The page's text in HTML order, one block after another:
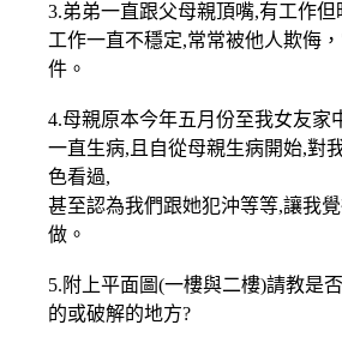
3.弟弟一直跟父母親頂嘴,有工作但
工作一直不穩定,常常被他人欺侮
件。
4.母親原本今年五月份至我女友家
一直生病,且自從母親生病開始,對
色看過,
甚至認為我們跟她犯沖等等,讓我
做。
5.附上平面圖(一樓與二樓)請教是
的或破解的地方?